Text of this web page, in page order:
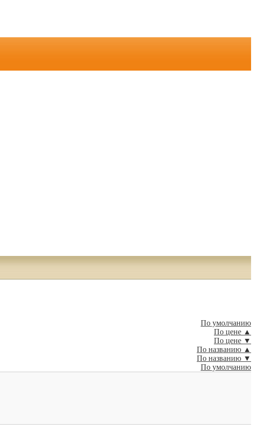
По умолчанию
По цене ▲
По цене ▼
По названию ▲
По названию ▼
По умолчанию